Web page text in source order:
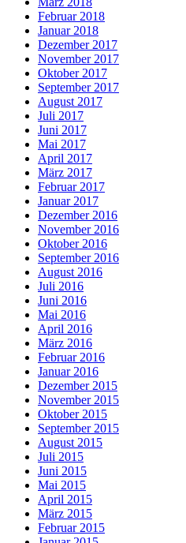
Februar 2018
Januar 2018
Dezember 2017
November 2017
Oktober 2017
September 2017
August 2017
Juli 2017
Juni 2017
Mai 2017
April 2017
März 2017
Februar 2017
Januar 2017
Dezember 2016
November 2016
Oktober 2016
September 2016
August 2016
Juli 2016
Juni 2016
Mai 2016
April 2016
März 2016
Februar 2016
Januar 2016
Dezember 2015
November 2015
Oktober 2015
September 2015
August 2015
Juli 2015
Juni 2015
Mai 2015
April 2015
März 2015
Februar 2015